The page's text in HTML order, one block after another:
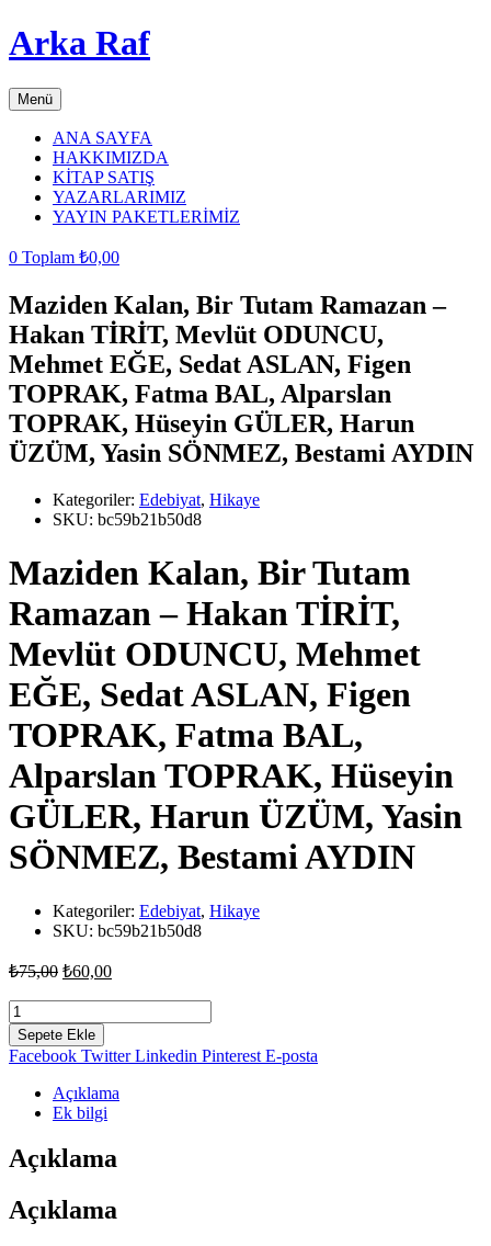
Arka Raf
Menü
ANA SAYFA
HAKKIMIZDA
KİTAP SATIŞ
YAZARLARIMIZ
YAYIN PAKETLERİMİZ
0 Toplam ₺0,00
Maziden Kalan, Bir Tutam Ramazan –
Hakan TİRİT, Mevlüt ODUNCU,
Mehmet EĞE, Sedat ASLAN, Figen
TOPRAK, Fatma BAL, Alparslan
TOPRAK, Hüseyin GÜLER, Harun
ÜZÜM, Yasin SÖNMEZ, Bestami AYDIN
Kategoriler: Edebiyat, Hikaye
SKU: bc59b21b50d8
Maziden Kalan, Bir Tutam
Ramazan – Hakan TİRİT,
Mevlüt ODUNCU, Mehmet
EĞE, Sedat ASLAN, Figen
TOPRAK, Fatma BAL,
Alparslan TOPRAK, Hüseyin
GÜLER, Harun ÜZÜM, Yasin
SÖNMEZ, Bestami AYDIN
Kategoriler: Edebiyat, Hikaye
SKU: bc59b21b50d8
₺75,00 Orijinal
₺60,00Şu
fiyat:
₺60,00.
Maziden
Kalan,
Bir
Tutam
Ramazan
Hakan
TİRİT,
Mevlüt
Mehmet
EĞE,
Sepete Ekle
Facebook Twitter Linkedin Pinterest E-posta
Açıklama
Ek bilgi
Açıklama
Açıklama